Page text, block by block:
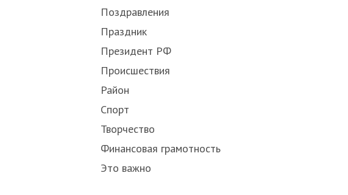
Поздравления
Праздник
Президент РФ
Происшествия
Район
Спорт
Творчество
Финансовая грамотность
Это важно